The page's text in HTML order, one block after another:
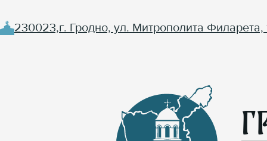
230023,г. Гродно, ул. Митрополита Филарета,